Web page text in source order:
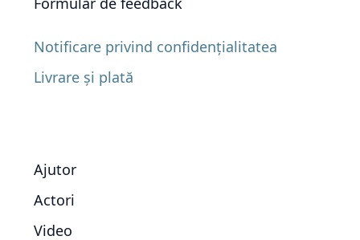
Notificare privind confidențialitatea
Livrare și plată
Ajutor
Actori
Video